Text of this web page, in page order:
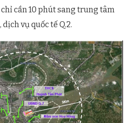
chỉ cần 10 phút sang trung tâm
vụ quốc tế Q.2.